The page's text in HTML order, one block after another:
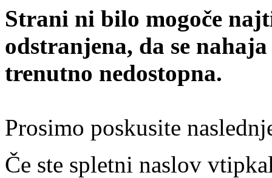
Strani ni bilo mogoče
odstranjena, da se
trenutno nedostopna.
Prosimo poskusite
Če ste spletni naslov